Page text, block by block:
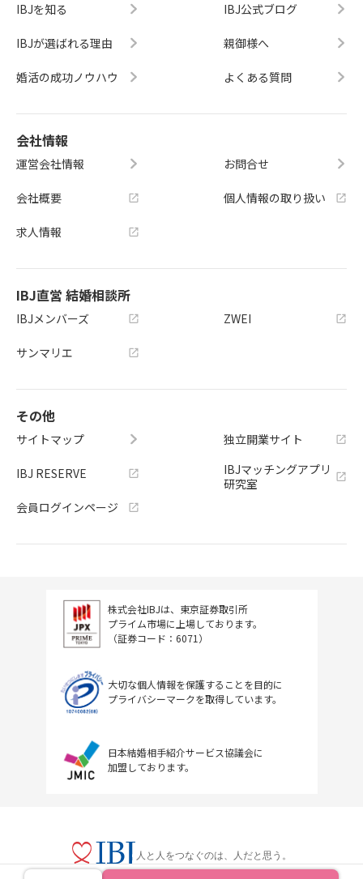
IBJを知る
IBJが選ばれる理由
婚活の成功ノウハウ
IBJ公式ブログ
親御様へ
よくある質問
会社情報
運営会社情報
会社概要
求人情報
お問合せ
個人情報の取り扱い
IBJ直営 結婚相談所
IBJメンバーズ
サンマリエ
ZWEI
その他
サイトマップ
IBJ RESERVE
会員ログインページ
独立開業サイト
IBJマッチングアプリ
研究室
株式会社IBJは、東京証券取引所
プライム市場に上場しております。
（証券コード：6071）
大切な個人情報を保護することを目的に
プライバシーマークを取得しています。
日本結婚相手紹介サービス協議会に
加盟しております。
人と人をつなぐのは、人だと思う。